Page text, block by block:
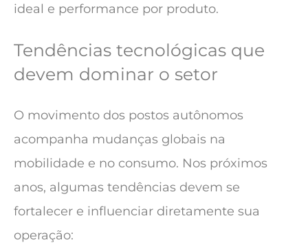
ideal e performance por produto.
Tendências tecnológicas que
devem dominar o setor
O movimento dos postos autônomos
acompanha mudanças globais na
mobilidade e no consumo. Nos próximos
anos, algumas tendências devem se
fortalecer e influenciar diretamente sua
operação: